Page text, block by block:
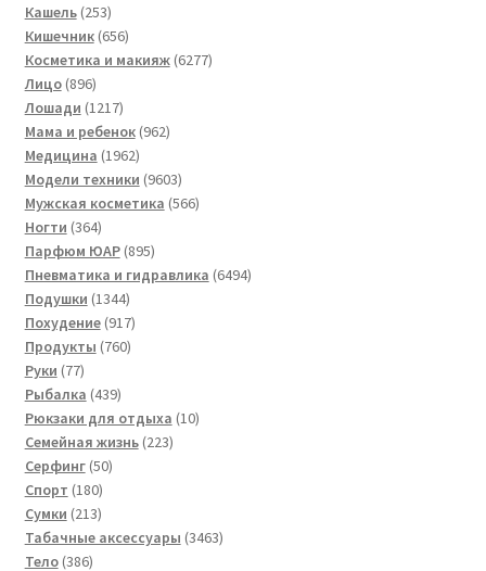
Кашель 253253
товара
Кишечник 656656
товаров
Косметика и макияж 62776277
Лицо 896896
товаров
Лошади 12171217
товаров
Мама и ребенок 962962
Медицина 19621962
товара
Модели техники 96039603
товара
Мужская косметика 566566
Ногти 364364
товара
Парфюм ЮАР 895895
товаров
Пневматика и гидравлика 64946494
Подушки 13441344
товара
Похудение 917917
товаров
Продукты 760760
Руки 7777
товаров
Рыбалка 439439
товаров
Рюкзаки для отдыха 1010
Семейная жизнь 223223
Серфинг 5050
Спорт 180180
товаров
Сумки 213213
товаров
Табачные аксессуары 34633463
Тело 386386